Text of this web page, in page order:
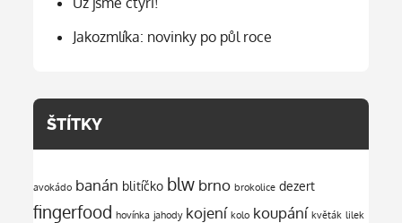
Jakozmlíka: novinky po půl roce
ŠTÍTKY
avokádo banán blitíčko blw brno brokolice dezert
fingerfood hovínka jahody kojení kolo koupání květák lilek